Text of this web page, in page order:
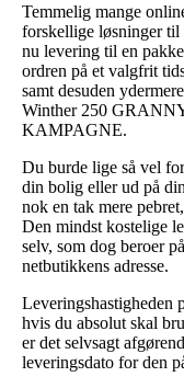
Temmelig mange
forskellige løsninger
nu levering til en
ordren på et valgfrit
samt desuden
Winther 250
KAMPAGNE.
Du burde lige så vel
din bolig eller ud på
nok en tak mere
Den mindst kostelige
selv, som dog beroer
netbutikkens adresse.
Leveringshastigheden
hvis du absolut skal
er det selvsagt
leveringsdato for den